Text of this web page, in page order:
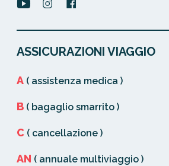
ASSICURAZIONI VIAGGIO
A ( assistenza medica )
B ( bagaglio smarrito )
C ( cancellazione )
AN ( annuale multiviaggio )